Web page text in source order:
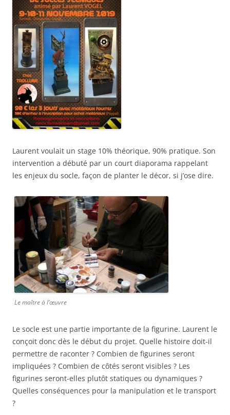
Laurent voulait un stage 10% théorique, 90% pratique. Son
intervention a débuté par un court diaporama rappelant
les enjeux du socle, façon de planter le décor, si j’ose dire.
Le maître à l’œuvre
Le socle est une partie importante de la figurine. Laurent le
conçoit donc dès le début du projet. Quelle histoire doit-il
permettre de raconter ? Combien de figurines seront
impliquées ? Combien de côtés seront visibles ? Les
figurines seront-elles plutôt statiques ou dynamiques ?
Quelles conséquences pour la manipulation et le transport
?